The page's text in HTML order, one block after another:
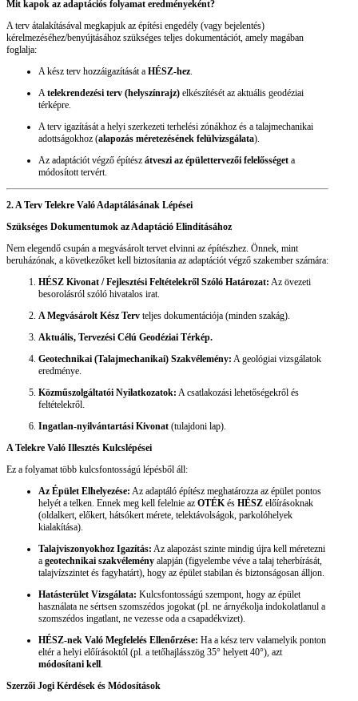
Mit kapok az adaptációs folyamat eredményeként?
A terv átalakításával megkapjuk az építési engedély (vagy bejelentés)
kérelmezéséhez/benyújtásához szükséges teljes dokumentációt, amely magában
foglalja:
A kész terv hozzáigazítását a HÉSZ-hez.
Atelekrendezési terv (helyszínrajz) elkészítését az aktuális geodéziai
térképre.
A terv igazítását a helyi szerkezeti terhelési zónákhoz és a talajmechanikai
adottságokhoz (alapozás méretezésének felülvizsgálata).
Az adaptációt végző építész átveszi az épülettervezői felelősséget a
módosított tervért.
2. A Terv Telekre Való Adaptálásának Lépései
Szükséges Dokumentumok az Adaptáció Elindításához
Nem elegendő csupán a megvásárolt tervet elvinni az építészhez. Önnek, mint
beruházónak, a következőket kell biztosítania az adaptációt végző szakember számára:
HÉSZ Kivonat / Fejlesztési Feltételekről Szóló Határozat: Az övezeti
besorolásról szóló hivatalos irat.
A Megvásárolt Kész Terv teljes dokumentációja (minden szakág).
Aktuális, Tervezési Célú Geodéziai Térkép.
Geotechnikai (Talajmechanikai) Szakvélemény: A geológiai vizsgálatok
eredménye.
Közműszolgáltatói Nyilatkozatok: A csatlakozási lehetőségekről és
feltételekről.
Ingatlan-nyilvántartási Kivonat (tulajdoni lap).
A Telekre Való Illesztés Kulcslépései
Ez a folyamat több kulcsfontosságú lépésből áll:
Az Épület Elhelyezése: Az adaptáló építész meghatározza az épület pontos
helyét a telken. Ennek meg kell felelnie az OTÉKés HÉSZ előírásoknak
(oldalkert, előkert, hátsókert mérete, telektávolságok, parkolóhelyek
kialakítása).
Talajviszonyokhoz Igazítás: Az alapozást szinte mindig újra kell méretezni
a geotechnikai szakvélemény alapján (figyelembe véve a talaj teherbírását,
talajvízszintet és fagyhatárt), hogy az épület stabilan és biztonságosan álljon.
Hatásterület Vizsgálata: Kulcsfontosságú szempont, hogy az épület
használata ne sértsen szomszédos jogokat (pl. ne árnyékolja indokolatlanul a
szomszédos ingatlant, ne vezesse oda a csapadékvizet).
HÉSZ-nek Való Megfelelés Ellenőrzése: Ha a kész terv valamelyik ponton
eltér a helyi előírásoktól (pl. a tetőhajlásszög 35° helyett 40°), azt
módosítani kell.
Szerzői Jogi Kérdések és Módosítások